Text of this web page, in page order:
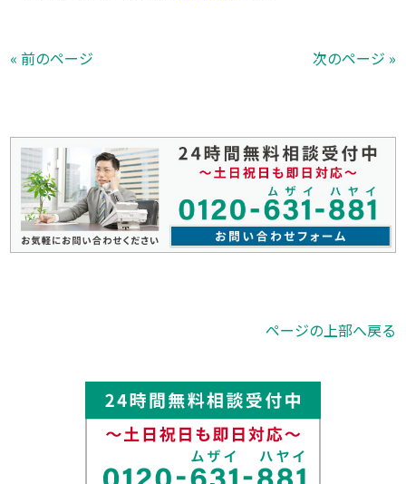
« 前のページ 次のページ »
ページの上部へ戻る